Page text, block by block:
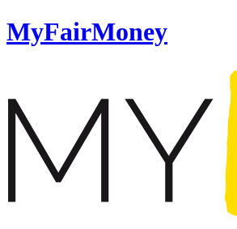
MyFairMoney